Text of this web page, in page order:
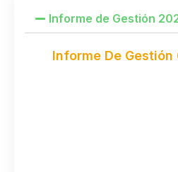
Informe de Gestión
Informe De